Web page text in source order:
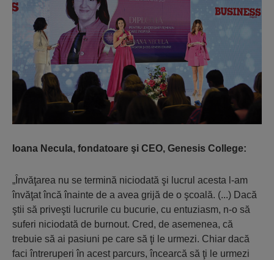
Ioana Necula, fondatoare şi CEO, Genesis College:
„Învăţarea nu se termină niciodată şi lucrul acesta l-am
învăţat încă înainte de a avea grijă de o şcoală. (...) Dacă
ştii să priveşti lucrurile cu bucurie, cu entuziasm, n-o să
suferi niciodată de burnout. Cred, de asemenea, că
trebuie să ai pasiuni pe care să ţi le urmezi. Chiar dacă
faci întreruperi în acest parcurs, încearcă să ţi le urmezi